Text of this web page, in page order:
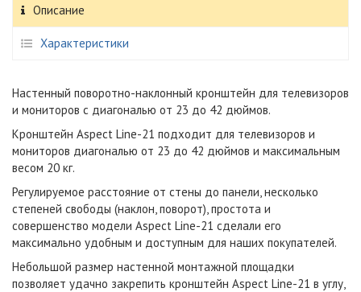
Описание
Характеристики
Настенный поворотно-наклонный кронштейн для телевизоров
и мониторов с диагональю от 23 до 42 дюймов.
Кронштейн Aspect Line-21 подходит для телевизоров и
мониторов диагональю от 23 до 42 дюймов и максимальным
весом 20 кг.
Регулируемое расстояние от стены до панели, несколько
степеней свободы (наклон, поворот), простота и
совершенство модели Aspect Line-21 сделали его
максимально удобным и доступным для наших покупателей.
Небольшой размер настенной монтажной площадки
позволяет удачно закрепить кронштейн Aspect Line-21 в углу,